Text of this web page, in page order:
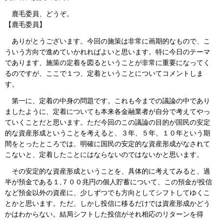
鹿毛委員、どうぞ。
【鹿毛委員】
ありがとうございます。今回の施策は非常に画期的なもので、こ
ういう方向で進めていかれればよいと思います。特に今日のテーマ
であります、施策の定着を図るということが非常に重要になってく
るのですが、ここで１つ、定着ということについてコメントしま
す。
第一に、定着の中身の問題です。これも今までの議論の中であり
ましたように、定着についても本来各金融業者が自分で考えてやっ
ていくことだと思います。ただ今回のこの議論の目的が国民の安定
的な資産形成ということを考えると、３年、５年、１０年という期
間をとったところでは、明確に国民の安定的な資産形成がなされて
こないと、定着したことにはならないのではないかと思います。
その安定的な資産形成ということを、具体的に考えてみると、過
半が預金である１,７００兆円の個人貯蓄について、この預金が投信
など預金以外の資産に、少しずつでも方向としてシフトしてゆくこ
とかと思います。ただ、しかし投信に移るだけでは資産形成かどう
かはわからない。結局シフトした投信がそれ相応のリターンを得